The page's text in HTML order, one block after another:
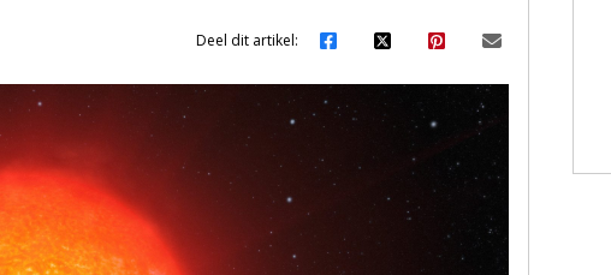
Deel dit artikel: